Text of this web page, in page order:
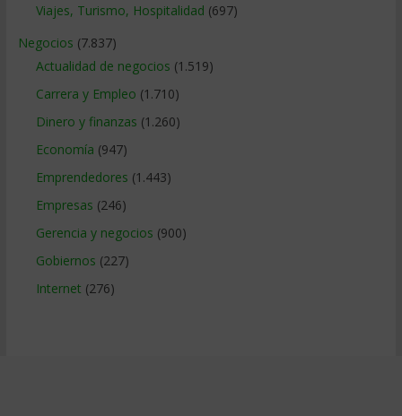
Viajes, Turismo, Hospitalidad (697)
Negocios (7.837)
Actualidad de negocios (1.519)
Carrera y Empleo (1.710)
Dinero y finanzas (1.260)
Economía (947)
Emprendedores (1.443)
Empresas (246)
Gerencia y negocios (900)
Gobiernos (227)
Internet (276)